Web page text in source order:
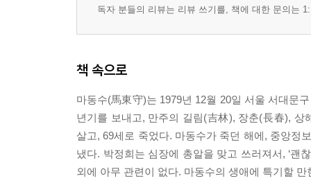
독자 분들의 리뷰는 리뷰 쓰기를, 책에 대한 문의는
책 속으로
마동수(馬東守)는 1979년 12월 20일 서울 서대문
년기를 보내고, 만주의 길림(吉林), 장춘(長春),
살고, 69세로 죽었다. 마동수가 죽던 해에, 중앙정
냈다. 박정희는 심장에 총알을 맞고 쓰러져서, ‘괜
외에 아무 관련이 없다. 마동수의 생애에 특기할 만